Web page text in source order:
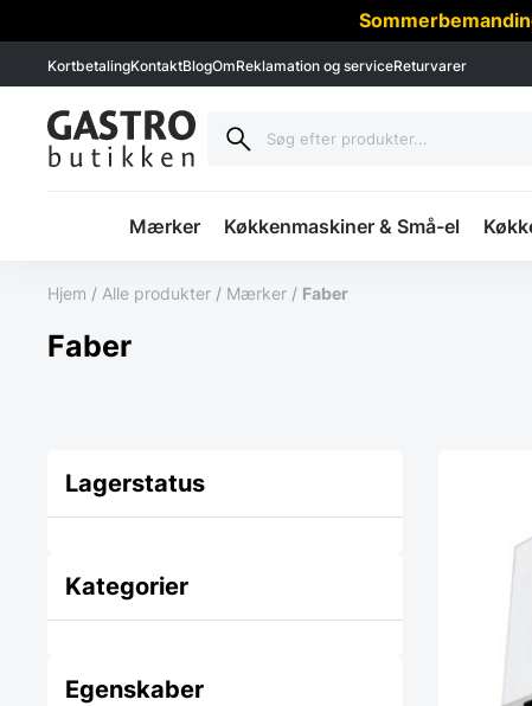
KortbetalingKontaktBlogOmReklamation og serviceReturvarer
Mærker Køkkenmaskiner & Små-el
Hjem / Alle produkter / Mærker / Faber
Faber
Lagerstatus
Kategorier
Egenskaber